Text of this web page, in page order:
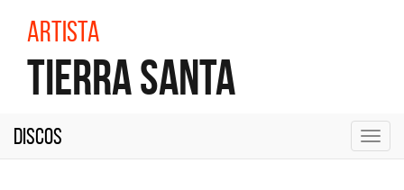
Artista
Tierra Santa
Discos